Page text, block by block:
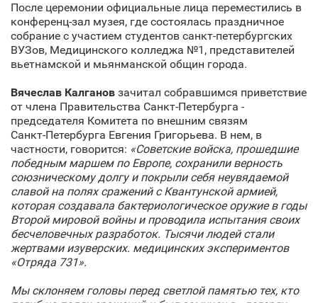
После церемонии официальные лица переместились в
конференц-зал музея, где состоялась праздничное
собрание с участием студентов санкт‑петербургских
ВУЗов, Медицинского колледжа №1, представителей
вьетнамской и мьянманской общин города.
Вячеслав Калганов зачитал собравшимся приветствие
от члена Правительства Санкт‑Петербурга -
председателя Комитета по внешним связям
Санкт‑Петербурга Евгения Григорьева. В нем, в
частности, говорится: «Советские войска, прошедшие
победным маршем по Европе, сохранили верность
союзническому долгу и покрыли себя неувядаемой
славой на полях сражений с Квантунской армией,
которая создавала бактериологическое оружие в годы
Второй мировой войны и проводила испытания своих
бесчеловечных разработок. Тысячи людей стали
жертвами изуверских. медицинских экспериментов
«Отряда 731».
Мы склоняем головы перед светлой памятью тех, кто